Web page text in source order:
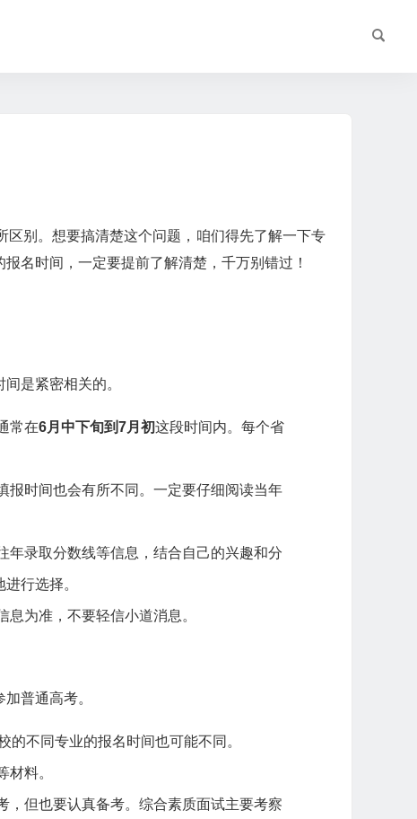
区别。想要搞清楚这个问题，咱们得先了解一下专
名时间，一定要提前了解清楚，千万别错过！
间是紧密相关的。
常在6月中下旬到7月初这段时间内。每个省
报时间也会有所不同。一定要仔细阅读当年
年录取分数线等信息，结合自己的兴趣和分
行选择。
为准，不要轻信小道消息。
普通高考。
不同专业的报名时间也可能不同。
料。
，但也要认真备考。综合素质面试主要考察